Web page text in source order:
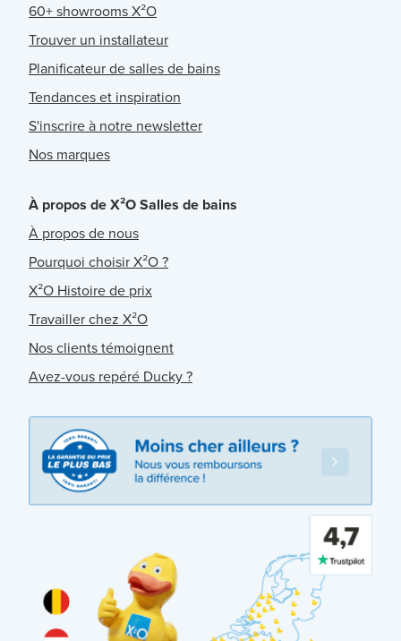
60+ showrooms X²O
Trouver un installateur
Planificateur de salles de bains
Tendances et inspiration
S'inscrire à notre newsletter
Nos marques
À propos de X²O Salles de bains
À propos de nous
Pourquoi choisir X²O ?
X²O Histoire de prix
Travailler chez X²O
Nos clients témoignent
Avez-vous repéré Ducky ?